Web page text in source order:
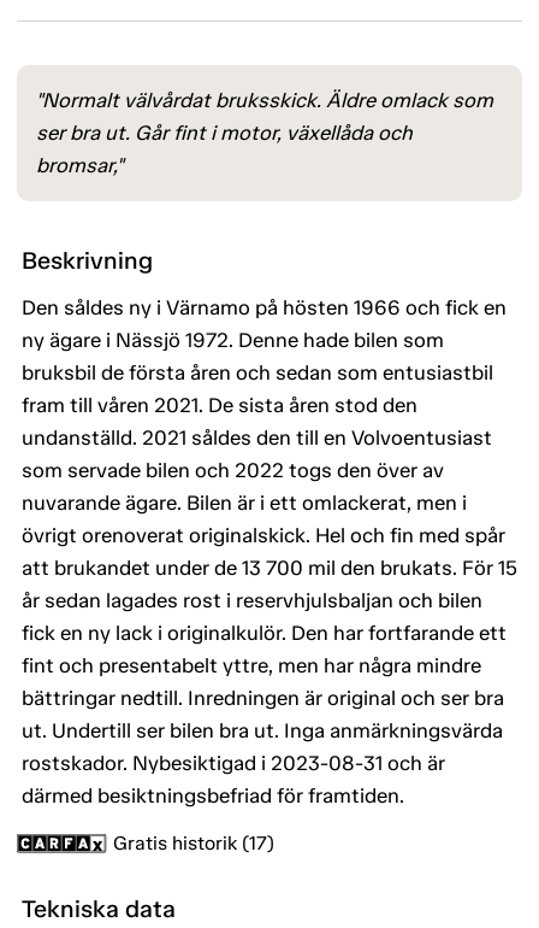
"Normalt välvårdat bruksskick. Äldre omlack som
ser bra ut. Går fint i motor, växellåda och
bromsar,"
Beskrivning
Den såldes ny i Värnamo på hösten 1966 och fick en
ny ägare i Nässjö 1972. Denne hade bilen som
bruksbil de första åren och sedan som entusiastbil
fram till våren 2021. De sista åren stod den
undanställd. 2021 såldes den till en Volvoentusiast
som servade bilen och 2022 togs den över av
nuvarande ägare. Bilen är i ett omlackerat, men i
övrigt orenoverat originalskick. Hel och fin med spår
att brukandet under de 13 700 mil den brukats. För 15
år sedan lagades rost i reservhjulsbaljan och bilen
fick en ny lack i originalkulör. Den har fortfarande ett
fint och presentabelt yttre, men har några mindre
bättringar nedtill. Inredningen är original och ser bra
ut. Undertill ser bilen bra ut. Inga anmärkningsvärda
rostskador. Nybesiktigad i 2023-08-31 och är
därmed besiktningsbefriad för framtiden.
Gratis historik (17)
Tekniska data